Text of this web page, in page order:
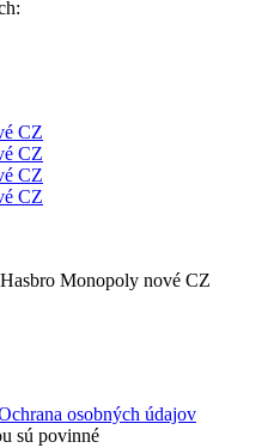
Monopoly nové CZ
osobných údajov
sú povinné